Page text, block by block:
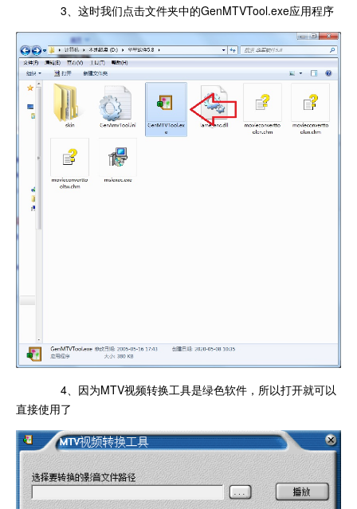
3、这时我们点击文件夹中的GenMTVTool.exe应用程序
4、因为MTV视频转换工具是绿色软件，所以打开就可以
直接使用了